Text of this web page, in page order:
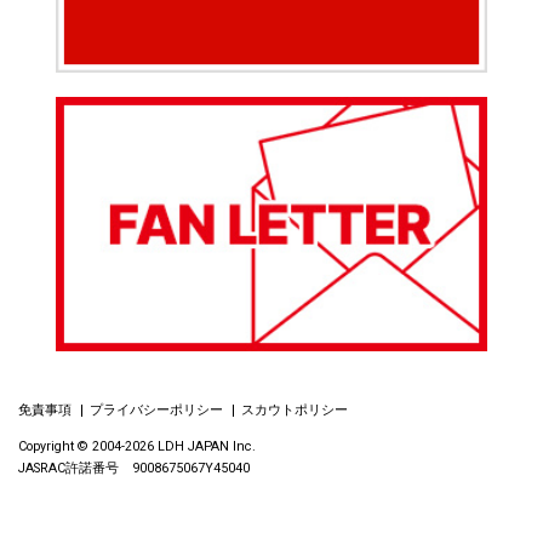
免責事項 プライバシーポリシー スカウトポリシー
Copyright © 2004-2026 LDH JAPAN Inc.
JASRAC許諾番号 9008675067Y45040